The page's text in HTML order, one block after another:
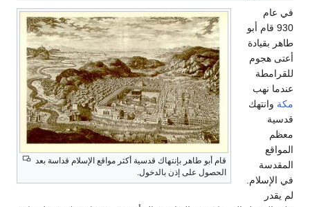
قام أبو طاهر بإنتهاك قدسية أكثر مواقع الإسلام قداسة بعد
الحصول على إذن بالدخول.
عام
930 قام أبو
بقيادة
هجوم
نهب
وانتهك
الإسلام.
يقدر